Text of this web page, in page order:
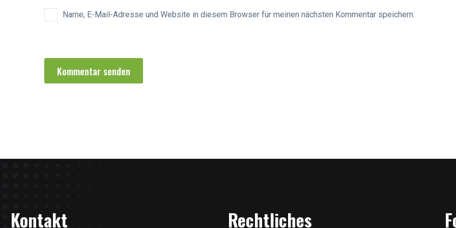
Name, E-Mail-Adresse und Website in diesem Browser für meinen nächsten Kommentar speichern.
Kommentar senden
Kontakt Rechtliches